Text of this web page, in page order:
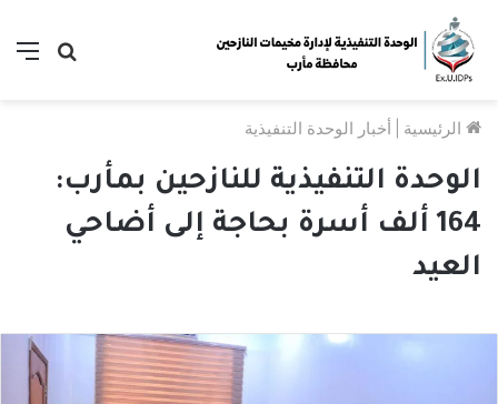
بحث
الرئيسية أخبار الوحدة التنفيذية
الوحدة التنفيذية للنازحين بمأرب:
164 ألف أسرة بحاجة إلى أضاحي
العيد